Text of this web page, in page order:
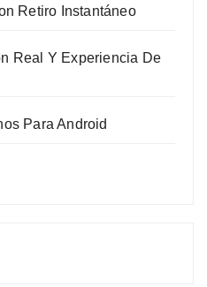
Retiro Instantáneo
Real Y Experiencia De
Para Android